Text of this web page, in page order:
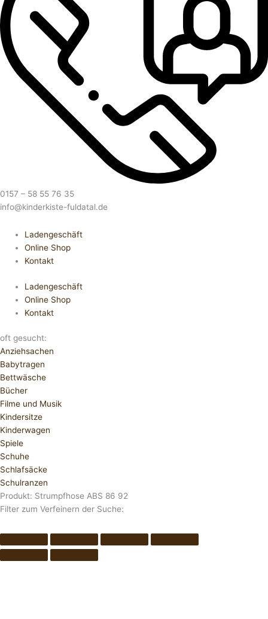
0157 – 58 55 76 35
info@kinderkiste-fuldatal.de
Ladengeschäft
Online Shop
Kontakt
Ladengeschäft
Online Shop
Kontakt
oft gesucht:
Anziehsachen
Babytragen
Bettwäsche
Bücher
Filme und Musik
Kindersitze
Kinderwagen
Spiele
Schuhe
Schlafsäcke
Schulranzen
Produkt: Strumpfhose ABS 86 92
Filter zum Verfeinern der Suche: